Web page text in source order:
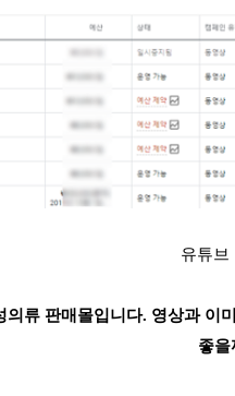
유튜브
의류 판매몰입니다. 영상과 이
좋을